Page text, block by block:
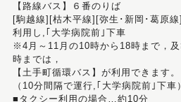
【路線バス】６番のりば
[駒越線][枯木平線][弥生･新岡･葛原
利用し,｢大学病院前｣下車
※4月～11月の10時から18時まで，
時までは，
【土手町循環バス】が利用できます。
（10分間隔で運行,｢大学病院前｣下車）
■タクシー利用の場合…約10分